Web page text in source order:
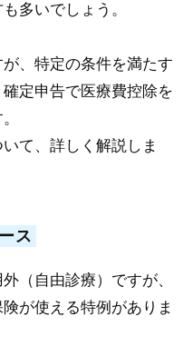
多いでしょう。
、特定の条件を満たす
定申告で医療費控除を
て、詳しく解説しま
ス
（自由診療）ですが、
が使える特例がありま